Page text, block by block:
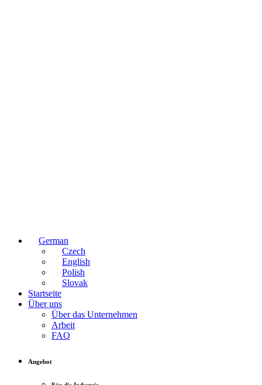
German
Czech
English
Polish
Slovak
Startseite
Über uns
Über das Unternehmen
Arbeit
FAQ
Angebot